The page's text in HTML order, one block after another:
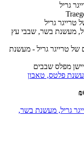
מפלס שבבים
₪